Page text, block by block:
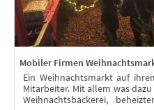
Mobiler Firmen
Ein Weihnachtsmarkt auf
Mitarbeiter. Mit allem was
Weihnachtsbäckerei,